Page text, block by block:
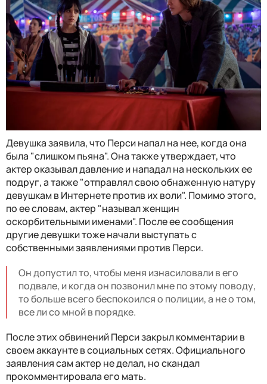
Девушка заявила, что Перси напал на нее, когда она
была "слишком пьяна". Она также утверждает, что
актер оказывал давление и нападал на нескольких ее
подруг, а также "отправлял свою обнаженную натуру
девушкам в Интернете против их воли". Помимо этого,
по ее словам, актер "называл женщин
оскорбительными именами". После ее сообщения
другие девушки тоже начали выступать с
собственными заявлениями против Перси.
Он допустил то, чтобы меня изнасиловали в его
подвале, и когда он позвонил мне по этому поводу,
то больше всего беспокоился о полиции, а не о том,
все ли со мной в порядке.
После этих обвинений Перси закрыл комментарии в
своем аккаунте в социальных сетях. Официального
заявления сам актер не делал, но скандал
прокомментировала его мать.